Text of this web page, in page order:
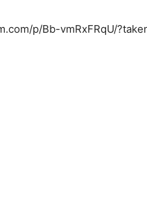
p/Bb-vmRxFRqU/